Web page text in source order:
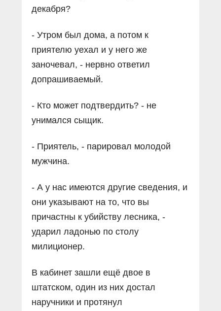
декабря?
- Утром был дома, а потом к
приятелю уехал и у него же
заночевал, - нервно ответил
допрашиваемый.
- Кто может подтвердить? - не
унимался сыщик.
- Приятель, - парировал молодой
мужчина.
- А у нас имеются другие сведения, и
они указывают на то, что вы
причастны к убийству лесника, -
ударил ладонью по столу
милиционер.
В кабинет зашли ещё двое в
штатском, один из них достал
наручники и протянул